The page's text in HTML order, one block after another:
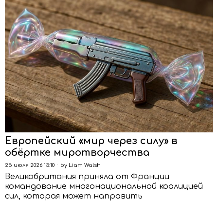
Европейский «мир через силу» в
обёртке миротворчества
25 июля 2026 13:10 by Liam Walsh
Великобритания приняла от Франции
командование многонациональной коалицией
сил, которая может направить